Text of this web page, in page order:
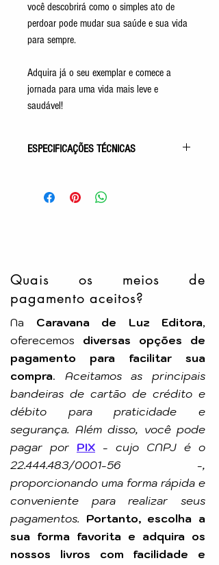
você descobrirá como o simples ato de
perdoar pode mudar sua saúde e sua vida
para sempre.
Adquira já o seu exemplar e comece a
jornada para uma vida mais leve e
saudável!
ESPECIFICAÇÕES TÉCNICAS
Acabamento: Capa Comum
Autor: Francisco Cajazeiras
Quais os meios de
pagamento aceitos?
Na Caravana de Luz Editora,
oferecemos diversas opções de
pagamento para facilitar sua
compra. Aceitamos as principais
bandeiras de cartão de crédito e
débito para praticidade e
segurança. Além disso, você pode
pagar por PIX - cujo CNPJ é o
22.444.483/0001-56 -,
proporcionando uma forma rápida e
conveniente para realizar seus
pagamentos. Portanto, escolha a
sua forma favorita e adquira os
nossos livros com facilidade e